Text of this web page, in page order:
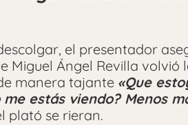
el presentador
Miguel Ángel Revilla volvió
manera tajante «Que
estás viendo? Menos
plató se rieran.